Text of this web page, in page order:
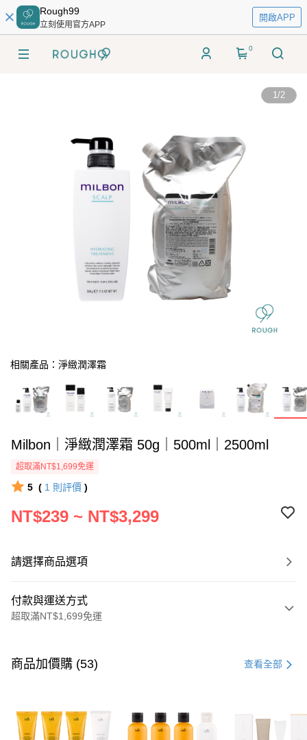
Rough99
立刻使用官方APP
開啟APP
0
1/2
相關產品：淨緻潤澤霜
Milbon｜淨緻潤澤霜 50g｜500ml｜2500ml
超取滿NT$1,699免運
5 ( 1 則評價 )
NT$239 ~ NT$3,299
請選擇商品選項
付款與運送方式
超取滿NT$1,699免運
信用卡一次付款
3 期 0 利率 每期NT$79
合作金庫商業銀行
第一商業銀行
6 期 0 利率 每期 NT$39 21家銀行
商品加價購 (53) 查看全部